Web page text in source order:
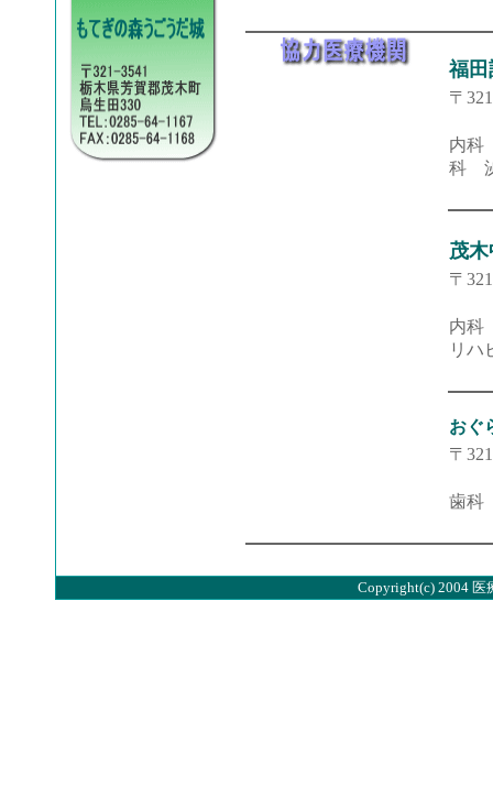
福田
〒
内
科
茂
〒
内
リハ
おぐ
〒
歯
Copyright(c) 2004 医